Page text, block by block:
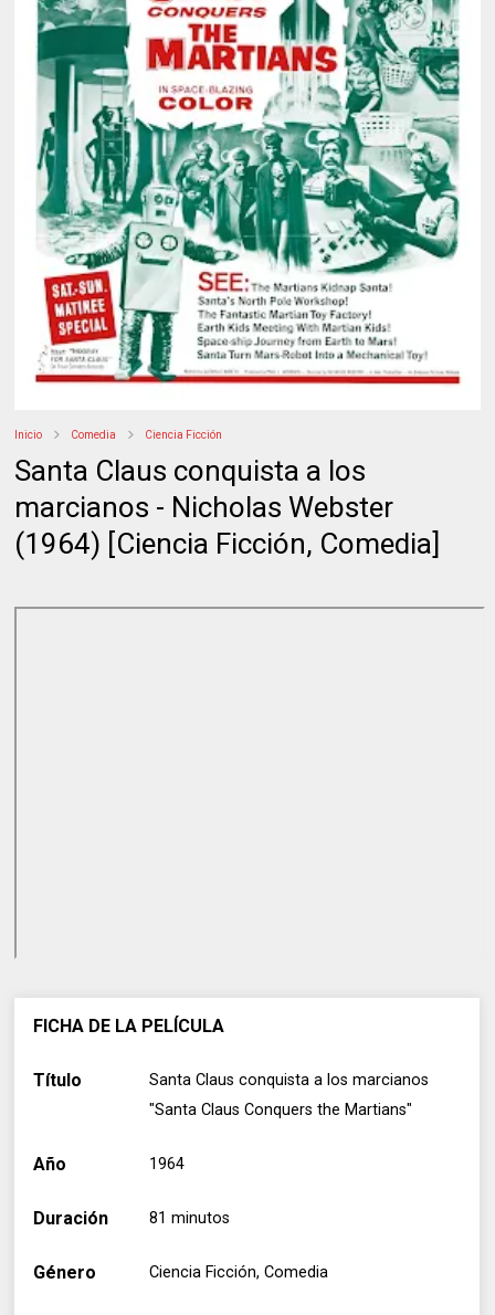
Inicio Comedia Ciencia Ficción
Santa Claus conquista a los
marcianos - Nicholas Webster
(1964) [Ciencia Ficción, Comedia]
FICHA DE LA PELÍCULA
Título
Santa Claus conquista a los marcianos
"Santa Claus Conquers the Martians"
Año 1964
Duración 81 minutos
Género Ciencia Ficción, Comedia